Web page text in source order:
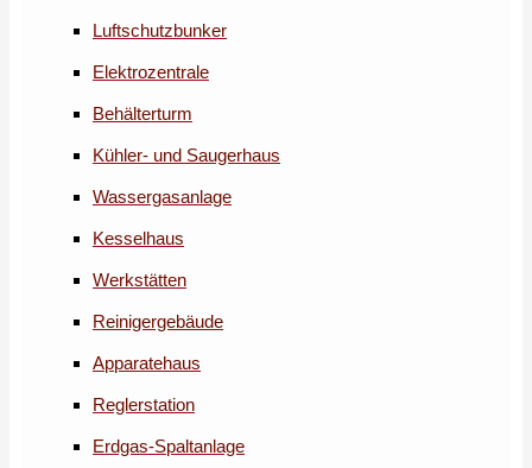
Luftschutzbunker
Elektrozentrale
Behälterturm
Kühler- und Saugerhaus
Wassergasanlage
Kesselhaus
Werkstätten
Reinigergebäude
Apparatehaus
Reglerstation
Erdgas-Spaltanlage